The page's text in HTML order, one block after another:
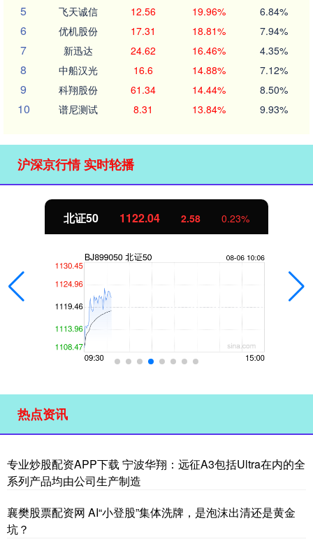
5 飞天诚信 12.56 19.96% 6.84%
6 优机股份 17.31 18.81% 7.94%
7 新迅达 24.62 16.46% 4.35%
8 中船汉光 16.6 14.88% 7.12%
9 科翔股份 61.34 14.44% 8.50%
10 谱尼测试 8.31 13.84% 9.93%
沪深京行情 实时轮播
北证50 1122.10 2.64 0.24%
热点资讯
专业炒股配资APP下载 宁波华翔：远征A3包括Ultra在内的全
系列产品均由公司生产制造
襄樊股票配资网 AI“小登股”集体洗牌，是泡沫出清还是黄金
坑？